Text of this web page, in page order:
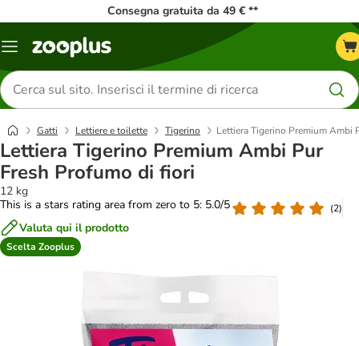
Consegna gratuita da 49 € **
Overview
Cerca
prodotti
Gatti Lettiere e toilette Tigerino Lettiera Tigerino Premium Ambi
Lettiera Tigerino Premium Ambi Pur
Fresh Profumo di fiori
12 kg
This is a stars rating area from zero to 5: 5.0/5
(2)
Valuta qui il prodotto
Scelta Zooplus